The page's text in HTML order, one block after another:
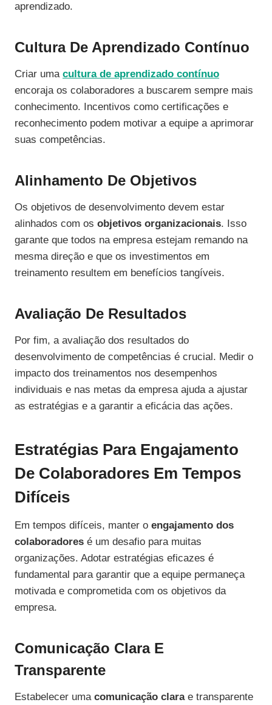
aprendizado.
Cultura De Aprendizado Contínuo
Criar uma cultura de aprendizado contínuo
encoraja os colaboradores a buscarem sempre mais
conhecimento. Incentivos como certificações e
reconhecimento podem motivar a equipe a aprimorar
suas competências.
Alinhamento De Objetivos
Os objetivos de desenvolvimento devem estar
alinhados com os objetivos organizacionais. Isso
garante que todos na empresa estejam remando na
mesma direção e que os investimentos em
treinamento resultem em benefícios tangíveis.
Avaliação De Resultados
Por fim, a avaliação dos resultados do
desenvolvimento de competências é crucial. Medir o
impacto dos treinamentos nos desempenhos
individuais e nas metas da empresa ajuda a ajustar
as estratégias e a garantir a eficácia das ações.
Estratégias Para Engajamento
De Colaboradores Em Tempos
Difíceis
Em tempos difíceis, manter o engajamento dos
colaboradores é um desafio para muitas
organizações. Adotar estratégias eficazes é
fundamental para garantir que a equipe permaneça
motivada e comprometida com os objetivos da
empresa.
Comunicação Clara E
Transparente
Estabelecer uma comunicação clarae transparente